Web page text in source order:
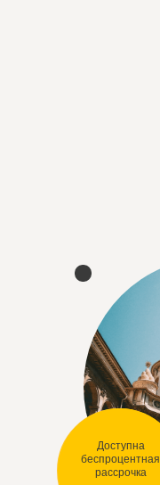
Доступна
беспроцентная
рассрочка